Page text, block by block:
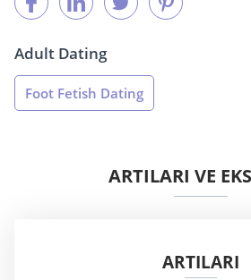
Adult Dating
Foot Fetish Dating
ARTILARI VE
ARTILARI